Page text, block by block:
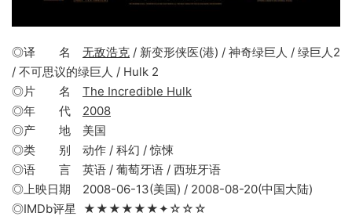
◎译 名 无敌浩克 / 新变形侠医(港) / 神奇绿巨人 / 绿巨人2
/ 不可思议的绿巨人 / Hulk 2
◎片 名 The Incredible Hulk
◎年 代 2008
◎产 地 美国
◎类 别 动作 / 科幻 / 惊悚
◎语 言 英语 / 葡萄牙语 / 西班牙语
◎上映日期 2008-06-13(美国) / 2008-08-20(中国大陆)
◎IMDb评星 ★★★★★★✦☆☆☆